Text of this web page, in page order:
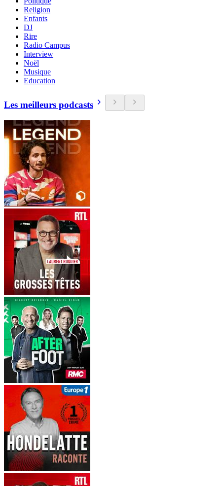
Religion
Enfants
DJ
Rire
Radio Campus
Interview
Noël
Musique
Education
Les meilleurs podcasts